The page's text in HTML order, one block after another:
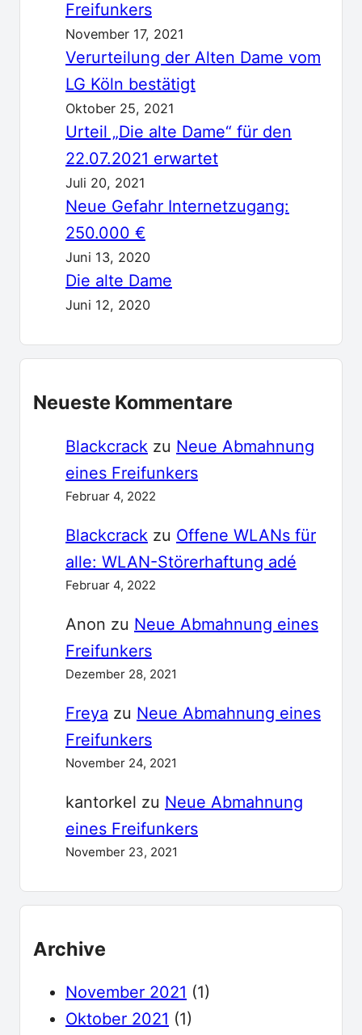
Freifunkers
November 17, 2021
Verurteilung der Alten Dame vom
LG Köln bestätigt
Oktober 25, 2021
Urteil „Die alte Dame“ für den
22.07.2021 erwartet
Juli 20, 2021
Neue Gefahr Internetzugang:
250.000 €
Juni 13, 2020
Die alte Dame
Juni 12, 2020
Neueste Kommentare
Blackcrack zu Neue Abmahnung
eines Freifunkers
Februar 4, 2022
Blackcrack zu Offene WLANs für
alle: WLAN-Störerhaftung adé
Februar 4, 2022
Anon zu Neue Abmahnung eines
Freifunkers
Dezember 28, 2021
Freya zu Neue Abmahnung eines
Freifunkers
November 24, 2021
kantorkel zu Neue Abmahnung
eines Freifunkers
November 23, 2021
Archive
November 2021 (1)
Oktober 2021 (1)